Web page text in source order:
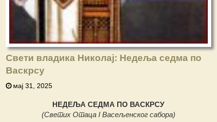
Свети владика Николај: Недеља седма по
Васкрсу
мај 31, 2025
НЕДЕЉА СЕДМА ПО ВАСКРСУ
(Светих Отаца I Васељенског сабора)